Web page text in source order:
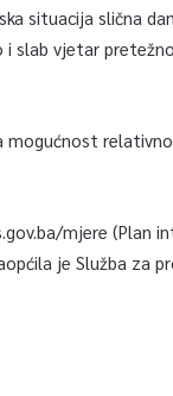
situacija slična
slab vjetar
mogućnost
mjere (Plan
je Služba za